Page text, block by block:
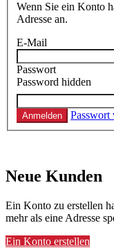
Wenn Sie ein Konto
Adresse an.
E-Mail
Passwort
Password hidden
Anmelden Passwort
Neue Kunden
Ein Konto zu erstellen
mehr als eine Adresse
Ein Konto erstellen